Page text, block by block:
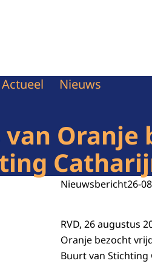
Actueel Nieuws
van
Nieuwsbericht26-
RVD, 26 augustus
Oranje bezocht
Buurt van Stichting